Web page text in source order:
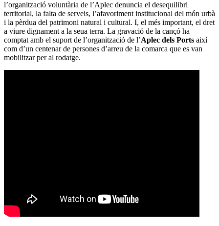
l’organització voluntària de l’Aplec denuncia el desequilibri
territorial, la falta de serveis, l’afavoriment institucional del món urbà
i la pèrdua del patrimoni natural i cultural. I, el més important, el dret
a viure dignament a la seua terra. La gravació de la cançó ha
comptat amb el suport de l’organització de l’Aplec dels Ports així
com d’un centenar de persones d’arreu de la comarca que es van
mobilitzar per al rodatge.